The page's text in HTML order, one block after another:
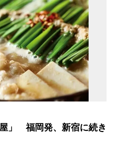
」 福岡発、新宿に続き